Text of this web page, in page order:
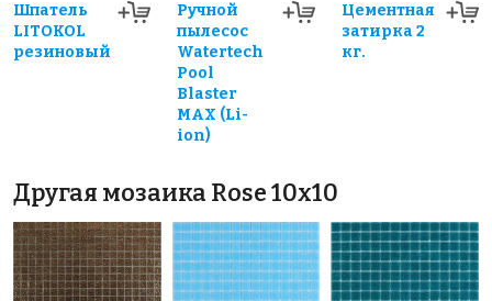
Шпатель
LITOKOL
резиновый
Ручной
пылесос
Watertech
Pool
Blaster
MAX (Li-
ion)
Цементная
затирка 2
кг.
Другая мозаика Rose 10x10